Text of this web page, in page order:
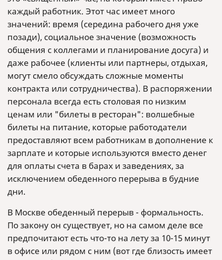
каждый работник. Этот час имеет много
значений: время (середина рабочего дня уже
позади), социальное значение (возможность
общения с коллегами и планирование досуга) и
даже рабочее (клиенты или партнеры, отдыхая,
могут смело обсуждать сложные моменты
контракта или сотрудничества). В распоряжении
персонала всегда есть столовая по низким
ценам или "билеты в ресторан": волшебные
билеты на питание, которые работодатели
предоставляют всем работникам в дополнение к
зарплате и которые используются вместо денег
для оплаты счета в барах и заведениях, за
исключением обеденного перерыва в будние
дни.
В Москве обеденный перерыв - формальность.
По закону он существует, но на самом деле все
предпочитают есть что-то на лету за 10-15 минут
в офисе или рядом с ним (вот где близость имеет